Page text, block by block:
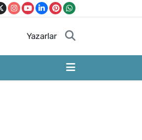
Yazarlar